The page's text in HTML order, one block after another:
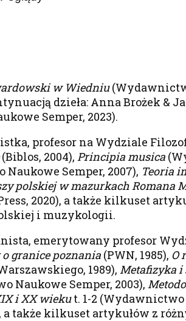
w Wiedniu
dzieła: Anna Brożek &
Semper, 2023).
profesor na Wydziale
2004), Principia musica
Semper, 2007), Teoria
polskiej w mazurkach Romana
2020), a także kilkuset
i muzykologii.
emerytowany profesor
o granice poznania(PWN, 1985), O
1989), Metafizyka i
Naukowe Semper, 2003),
i XX wiekut. 1-2 (Wydawnictwo
a także kilkuset artykułów z